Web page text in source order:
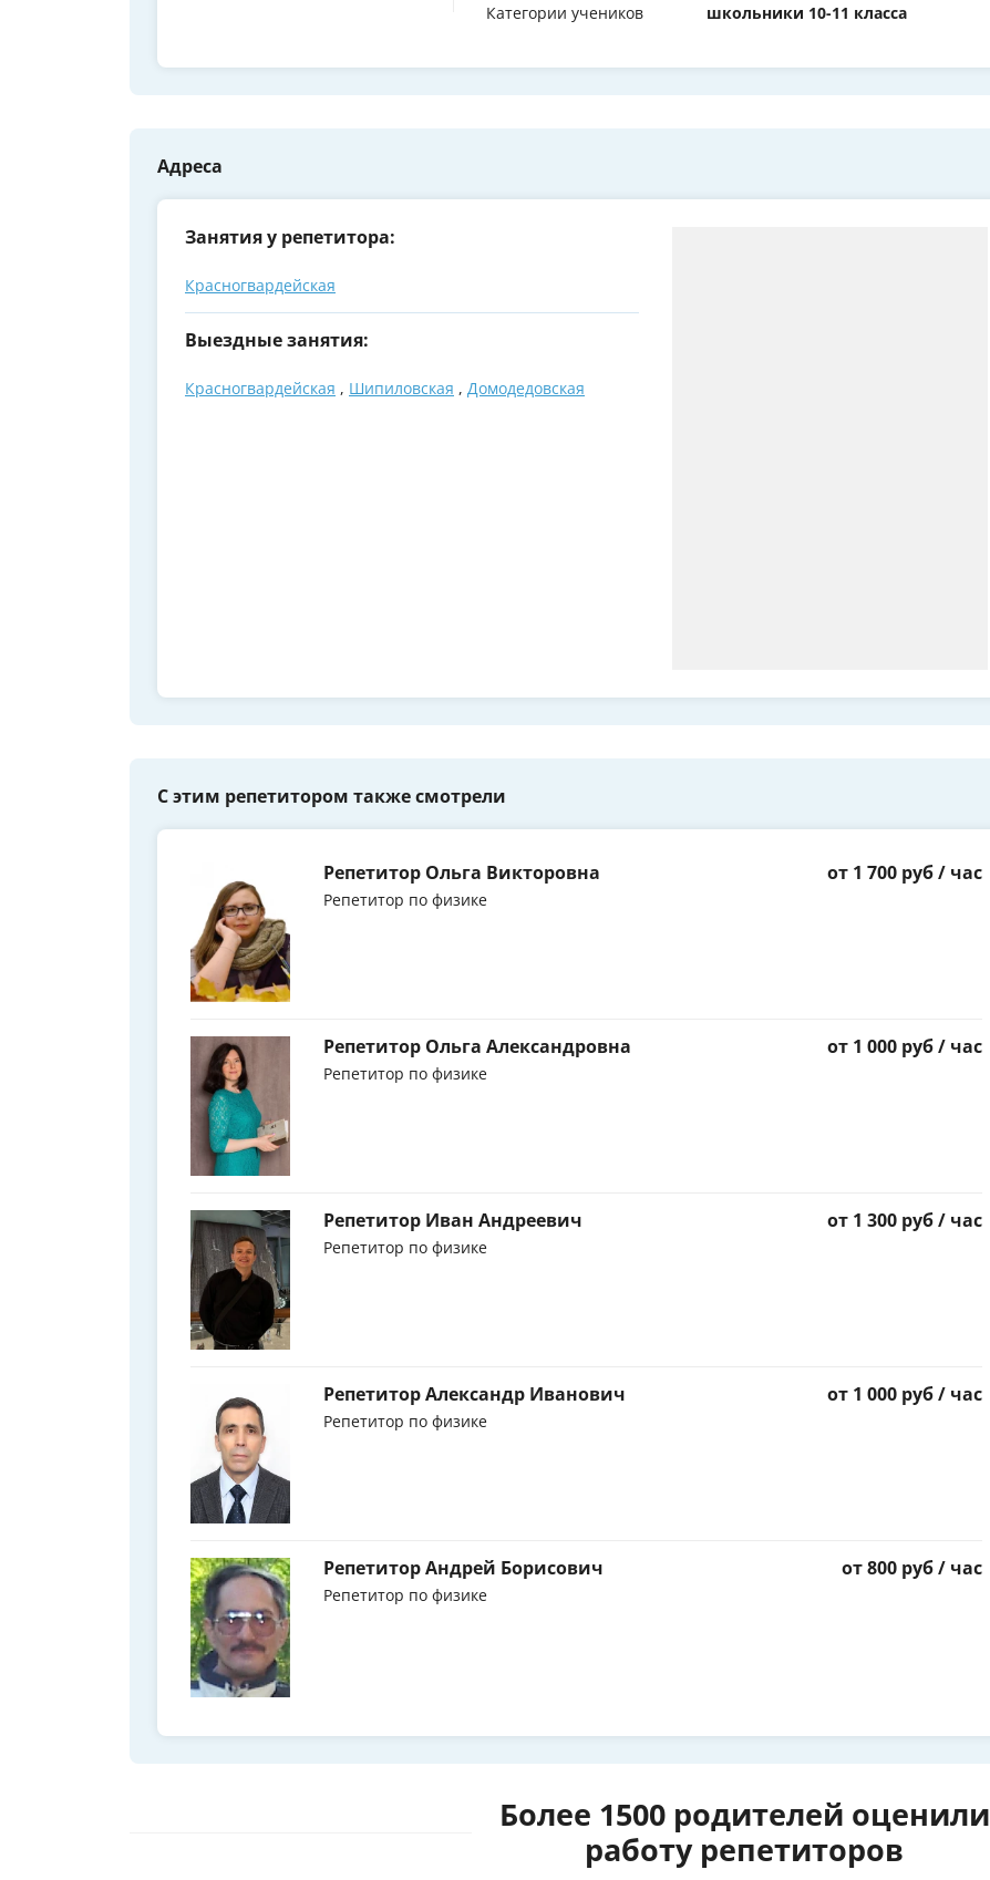
Категории учеников школьники 10-11 класса
Адреса
Занятия у репетитора:
Красногвардейская
Выездные занятия:
Красногвардейская , Шипиловская , Домодедовская
С этим репетитором также смотрели
Репетитор Ольга Викторовна
Репетитор по физике
от 1 700 руб / час
Репетитор Ольга Александровна
Репетитор по физике
от 1 000 руб / час
Репетитор Иван Андреевич
Репетитор по физике
от 1 300 руб / час
Репетитор Александр Иванович
Репетитор по физике
от 1 000 руб / час
Репетитор Андрей Борисович
Репетитор по физике
от 800 руб / час
Более 1500 родителей оценили
работу репетиторов